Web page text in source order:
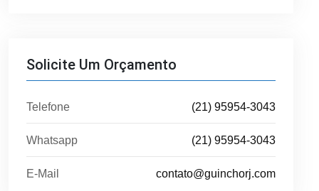
Solicite Um Orçamento
Telefone (21) 95954-3043
Whatsapp (21) 95954-3043
E-Mail contato@guinchorj.com